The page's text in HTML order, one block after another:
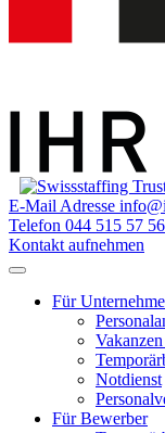
E-Mail Adresse
Telefon 044 515 57 56
Kontakt aufnehmen
Für
Notdienst
Für Bewerber